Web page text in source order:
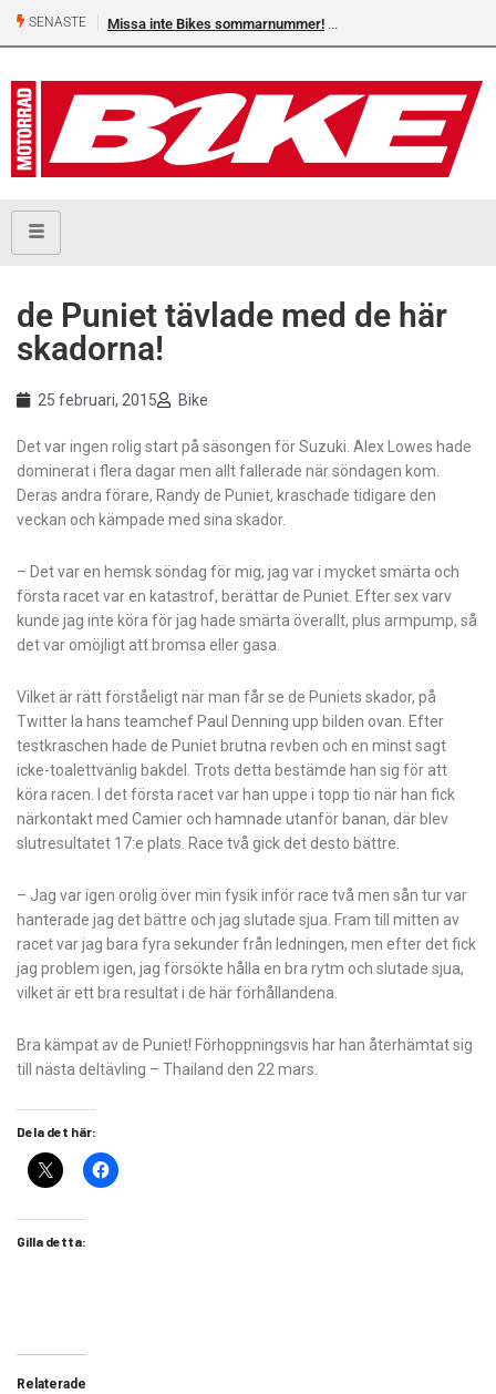
SENASTE Missa inte Bikes sommarnummer!
de Puniet tävlade med de här
skadorna!
25 februari, 2015 Bike
Det var ingen rolig start på säsongen för Suzuki. Alex Lowes hade
dominerat i flera dagar men allt fallerade när söndagen kom.
Deras andra förare, Randy de Puniet, kraschade tidigare den
veckan och kämpade med sina skador.
– Det var en hemsk söndag för mig, jag var i mycket smärta och
första racet var en katastrof, berättar de Puniet. Efter sex varv
kunde jag inte köra för jag hade smärta överallt, plus armpump, så
det var omöjligt att bromsa eller gasa.
Vilket är rätt förståeligt när man får se de Puniets skador, på
Twitter la hans teamchef Paul Denning upp bilden ovan. Efter
testkraschen hade de Puniet brutna revben och en minst sagt
icke-toalettvänlig bakdel. Trots detta bestämde han sig för att
köra racen. I det första racet var han uppe i topp tio när han fick
närkontakt med Camier och hamnade utanför banan, där blev
slutresultatet 17:e plats. Race två gick det desto bättre.
– Jag var igen orolig över min fysik inför race två men sån tur var
hanterade jag det bättre och jag slutade sjua. Fram till mitten av
racet var jag bara fyra sekunder från ledningen, men efter det fick
jag problem igen, jag försökte hålla en bra rytm och slutade sjua,
vilket är ett bra resultat i de här förhållandena.
Bra kämpat av de Puniet! Förhoppningsvis har han återhämtat sig
till nästa deltävling – Thailand den 22 mars.
Dela det här:
Gilla detta:
Relaterade